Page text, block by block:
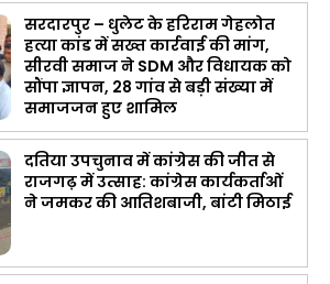
सरदारपुर – धुलेट के हरिराम गेहलोत
हत्या कांड में सख्त कार्रवाई की मांग,
सीरवी समाज ने SDM और विधायक को
सौंपा ज्ञापन, 28 गांव से बड़ी संख्या में
समाजजन हुए शामिल
दतिया उपचुनाव में कांग्रेस की जीत से
राजगढ़ में उत्साह: कांग्रेस कार्यकर्ताओं
ने जमकर की आतिशबाजी, बांटी मिठाई